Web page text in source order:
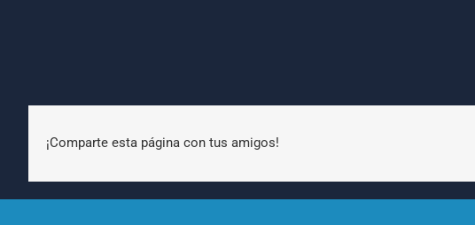
¡Comparte esta página con tus amigos!